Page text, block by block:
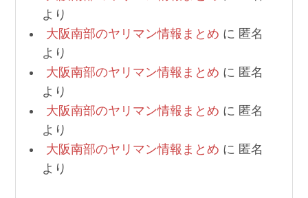
より
大阪南部のヤリマン情報まとめ に 匿名
より
大阪南部のヤリマン情報まとめ に 匿名
より
大阪南部のヤリマン情報まとめ に 匿名
より
大阪南部のヤリマン情報まとめ に 匿名
より